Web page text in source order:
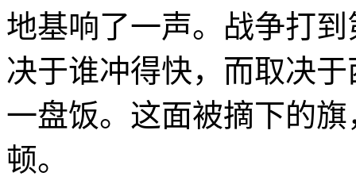
地基响了一声。战争打
决于谁冲得快，而取决
一盘饭。这面被摘下的
顿。